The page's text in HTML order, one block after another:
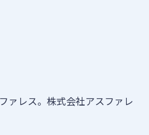
ァレス。株式会社アスファレ